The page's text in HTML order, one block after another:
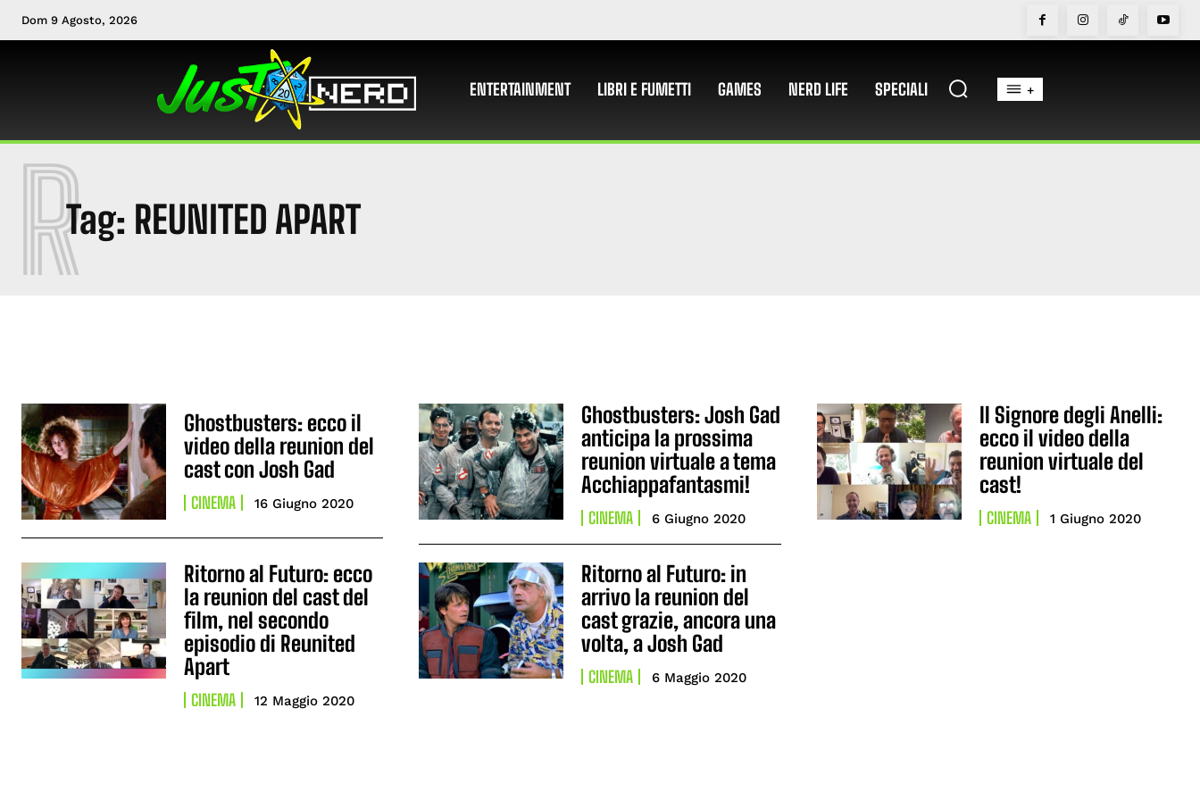
Dom 9 Agosto, 2026
ENTERTAINMENT LIBRI E FUMETTI GAMES NERD LIFE SPECIALI +
Tag: REUNITED APART
R
Ghostbusters: ecco il
video della reunion del
cast con Josh Gad
CINEMA 16 Giugno 2020
Ghostbusters: Josh Gad
anticipa la prossima
reunion virtuale a tema
Acchiappafantasmi!
CINEMA 6 Giugno 2020
Il Signore degli Anelli:
ecco il video della
reunion virtuale del
cast!
CINEMA 1 Giugno 2020
Ritorno al Futuro: ecco
la reunion del cast del
film, nel secondo
episodio di Reunited
Apart
CINEMA 12 Maggio 2020
Ritorno al Futuro: in
arrivo la reunion del
cast grazie, ancora una
volta, a Josh Gad
CINEMA 6 Maggio 2020